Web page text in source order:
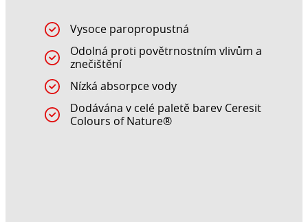
Vysoce paropropustná
Odolná proti povětrnostním vlivům a
znečištění
Nízká absorpce vody
Dodávána v celé paletě barev Ceresit
Colours of Nature®